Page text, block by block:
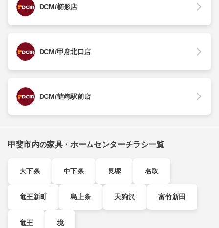
DCM/櫛形店
DCM/甲府北口店
DCM/韮崎駅前店
甲斐市内の家具・ホームセンターチラシ一覧
大下条 中下条 長塚 名取
竜王新町 島上条 天狗沢 富竹新田
竜王 境